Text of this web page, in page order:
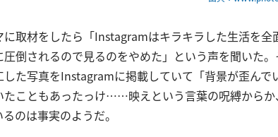
取材をしたら「Instagramはキラキラした生活を全
倒されるので見るのをやめた」という声を聞いた
た写真をInstagramに掲載していて「背景が歪んで
たこともあったっけ……映えという言葉の呪縛から
のは事実のようだ。